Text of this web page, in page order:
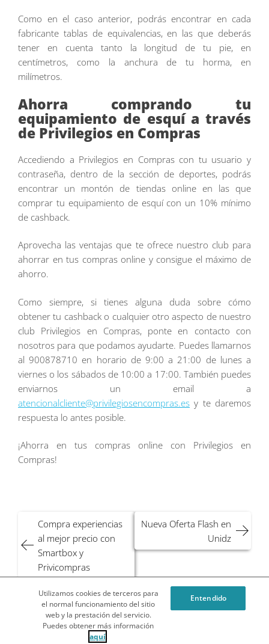
Como en el caso anterior, podrás encontrar en cada
fabricante tablas de equivalencias, en las que deberás
tener en cuenta tanto la longitud de tu pie, en
centímetros, como la anchura de tu horma, en
milímetros.
Ahorra comprando tu
equipamiento de esquí a través
de Privilegios en Compras
Accediendo a Privilegios en Compras con tu usuario y
contraseña, dentro de la sección de deportes, podrás
encontrar un montón de tiendas online en las que
comprar tu equipamiento de esquí con un 10% mínimo
de cashback.
Aprovecha las ventajas que te ofrece nuestro club para
ahorrar en tus compras online y consigue el máximo de
ahorro.
Como siempre, si tienes alguna duda sobre cómo
obtener tu cashback o cualquier otro aspecto de nuestro
club Privilegios en Compras, ponte en contacto con
nosotros para que podamos ayudarte. Puedes llamarnos
al 900878710 en horario de 9:00 a 21:00 de lunes a
viernes o los sábados de 10:00 a 17:00. También puedes
enviarnos un email a
atencionalcliente@privilegiosencompras.es y te daremos
respuesta lo antes posible.
¡Ahorra en tus compras online con Privilegios en
Compras!
Navegación
entradas
Compra experiencias
al mejor precio con
Smartbox y
Privicompras
Nueva Oferta Flash en
Unidz
¿Qué es Privilegios en Compras o Privicompras?
Condiciones Generales del Blog
Privilegios en Compras
Utilizamos cookies de terceros para
el normal funcionamiento del sitio
web y la prestación del servicio.
Puedes obtener más información
aquí.
Entendido